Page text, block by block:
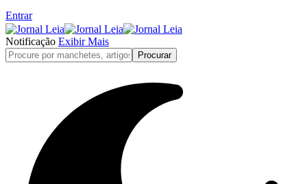
Entrar
Notificação Exibir Mais